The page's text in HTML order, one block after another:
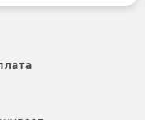
округлый